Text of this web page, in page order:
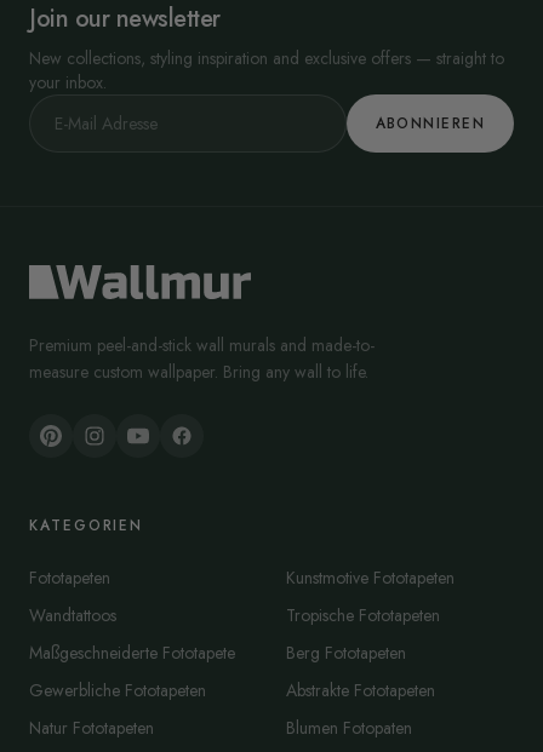
Join our newsletter
New collections, styling inspiration and exclusive offers — straight to
your inbox.
ABONNIEREN
Premium peel-and-stick wall murals and made-to-
measure custom wallpaper. Bring any wall to life.
KATEGORIEN
Fototapeten
Wandtattoos
Maßgeschneiderte Fototapete
Gewerbliche Fototapeten
Natur Fototapeten
Kunstmotive Fototapeten
Tropische Fototapeten
Berg Fototapeten
Abstrakte Fototapeten
Blumen Fotopaten